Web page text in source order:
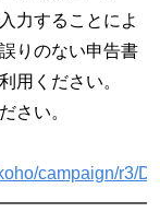
力することによ
りのない申告書
用ください。
さい。
campaign/r3/